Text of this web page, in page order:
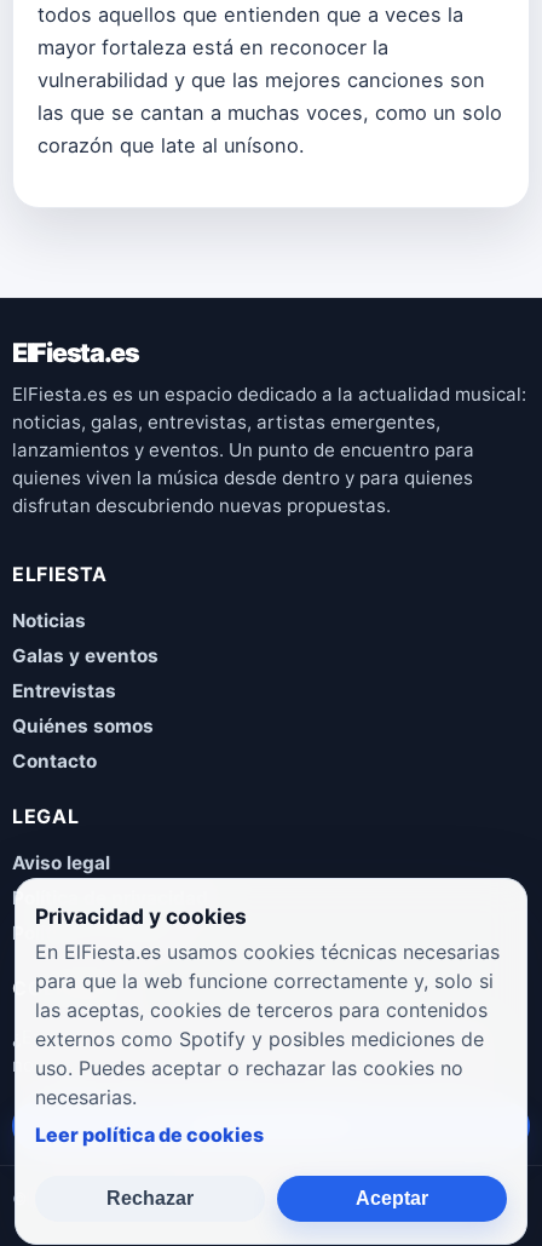
todos aquellos que entienden que a veces la
mayor fortaleza está en reconocer la
vulnerabilidad y que las mejores canciones son
las que se cantan a muchas voces, como un solo
corazón que late al unísono.
ElFiesta.es
ElFiesta.es es un espacio dedicado a la actualidad musical:
noticias, galas, entrevistas, artistas emergentes,
lanzamientos y eventos. Un punto de encuentro para
quienes viven la música desde dentro y para quienes
disfrutan descubriendo nuevas propuestas.
ELFIESTA
Noticias
Galas y eventos
Entrevistas
Quiénes somos
Contacto
LEGAL
Aviso legal
Política de privacidad
Política de cookies
COLABORA
¿Eres artista, manager, sello o promotor? Envíanos tus
novedades, galas, entrevistas o propuestas musicales.
Enviar propuesta
© 2026 ElFiesta.es Noticias · Galas · Entrevistas · Música
Privacidad y cookies
En ElFiesta.es usamos cookies técnicas necesarias
para que la web funcione correctamente y, solo si
las aceptas, cookies de terceros para contenidos
externos como Spotify y posibles mediciones de
uso. Puedes aceptar o rechazar las cookies no
necesarias.
Leer política de cookies
Rechazar Aceptar